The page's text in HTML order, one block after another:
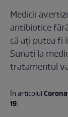
Medicii
antibiotice
că ați putea fi
Sunați la
tratamentul
În articolul
19: